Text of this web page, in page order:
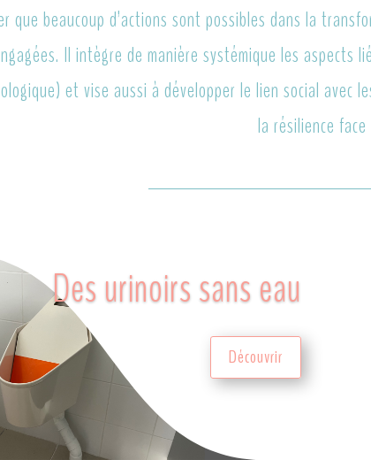
que beaucoup d’actions sont possibles dans la
Il intègre de manière systémique les
et vise aussi à développer le lien social
la résilience
Des urinoirs sans eau
Découvrir